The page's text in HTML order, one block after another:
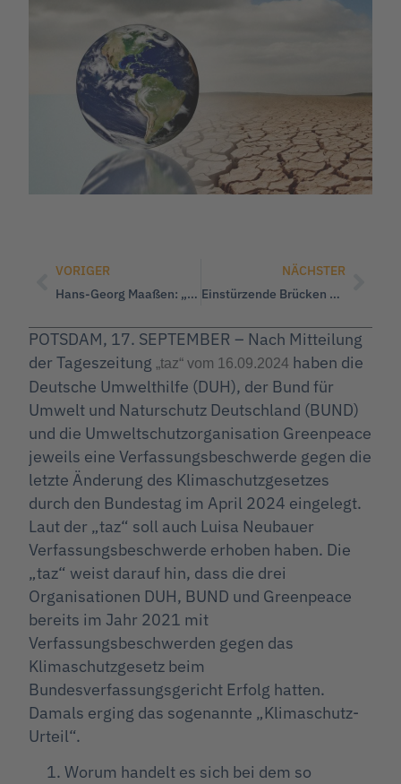
VORIGER
Hans-Georg Maaßen: „Die WerteUnion lehnt es ab, die Öffentlich-Rechtlichen mit einer Sondergebühr zu finanzieren.“
NÄCHSTER
Einstürzende Brücken – Ist das noch Deutschland?
POTSDAM, 17. SEPTEMBER – Nach Mitteilung
der Tageszeitung „taz“ vom 16.09.2024 haben die
Deutsche Umwelthilfe (DUH), der Bund für
Umwelt und Naturschutz Deutschland (BUND)
und die Umweltschutzorganisation Greenpeace
jeweils eine Verfassungsbeschwerde gegen die
letzte Änderung des Klimaschutzgesetzes
durch den Bundestag im April 2024 eingelegt.
Laut der „taz“ soll auch Luisa Neubauer
Verfassungsbeschwerde erhoben haben. Die
„taz“ weist darauf hin, dass die drei
Organisationen DUH, BUND und Greenpeace
bereits im Jahr 2021 mit
Verfassungsbeschwerden gegen das
Klimaschutzgesetz beim
Bundesverfassungsgericht Erfolg hatten.
Damals erging das sogenannte „Klimaschutz-
Urteil“.
Worum handelt es sich bei dem so